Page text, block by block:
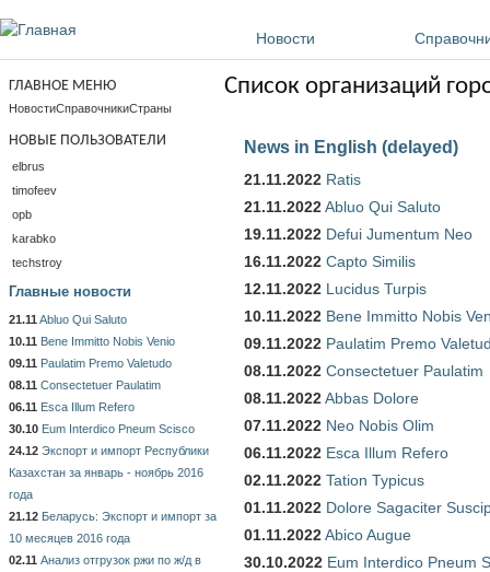
Новости
Список организаций
News in English (delayed)
21.11.2022 Ratis
21.11.2022Abluo Qui Saluto
19.11.2022 Defui Jumentum Neo
16.11.2022 Capto Similis
12.11.2022 Lucidus Turpis
10.11.2022 Bene Immitto Nobis
09.11.2022 Paulatim Premo
08.11.2022 Consectetuer Paulatim
08.11.2022Abbas Dolore
07.11.2022 Neo Nobis Olim
06.11.2022 Esca Illum Refero
02.11.2022 Tation Typicus
01.11.2022 Dolore Sagaciter
01.11.2022Abico Augue
30.10.2022 Eum Interdico Pneum
ГЛАВНОЕ МЕНЮ
НовостиСправочникиСтраны
НОВЫЕ ПОЛЬЗОВАТЕЛИ
elbrus
timofeev
opb
karabko
techstroy
Главные новости
21.11 Abluo Qui Saluto
10.11 Bene Immitto Nobis Venio
09.11 Paulatim Premo Valetudo
08.11 Consectetuer Paulatim
06.11 Esca Illum Refero
30.10 Eum Interdico Pneum Scisco
24.12 Экспорт и импорт Республики
Казахстан за январь - ноябрь 2016
года
21.12 Беларусь: Экспорт и импорт за
10 месяцев 2016 года
02.11 Анализ отгрузок ржи по ж/д в